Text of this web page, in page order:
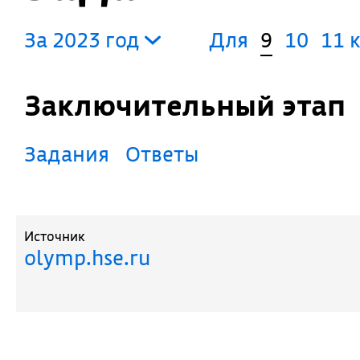
За 2023 год Для 9 10 11
Заключительный этап
Задания Ответы
Источник
olymp.hse.ru